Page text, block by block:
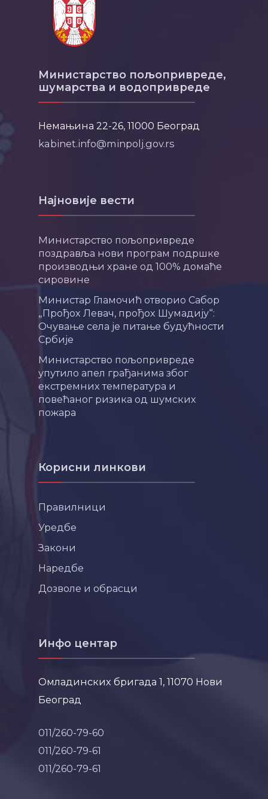
Министарство пољопривреде,
шумарства и водопривреде
Немањина 22-26, 11000 Београд
kabinet.info@minpolj.gov.rs
Најновије вести
Министарство пољопривреде
поздравља нови програм подршке
производњи хране од 100% домаће
сировине
Министар Гламочић отворио Сабор
„Прођох Левач, прођох Шумадију“:
Очување села је питање будућности
Србије
Министарство пољопривреде
упутило апел грађанима због
екстремних температура и
повећаног ризика од шумских
пожара
Корисни линкови
Правилници
Уредбе
Закони
Наредбе
Дозволе и обрасци
Инфо центар
Омладинских бригада 1, 11070 Нови
Београд
011/260-79-60
011/260-79-61
011/260-79-61